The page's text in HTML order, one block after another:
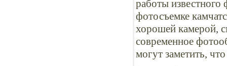
работы известного
фотосъемке
хорошей камерой,
современное
могут заметить,